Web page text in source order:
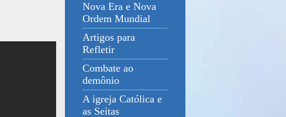
Nova Era e Nova
Ordem Mundial
Artigos para
Refletir
Combate ao
demônio
A igreja Católica e
as Seitas